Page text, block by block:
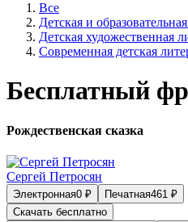
Все
Детская и
Детская художественная
Современная детская
Бесплатный
Рождественская сказка
Сергей Петросян
Электронная0 ₽ Печатная461 ₽
Скачать бесплатно